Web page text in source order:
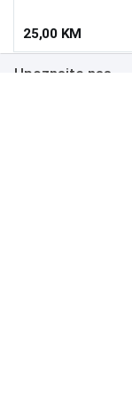
25,00 KM
Upoznajte nas